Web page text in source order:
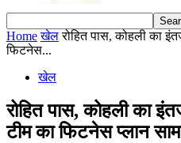
Home खेल रोहित पास, कोहली का
फिटनेस...
खेल
रोहित पास, कोहली का
टीम का फिटनेस प्लान